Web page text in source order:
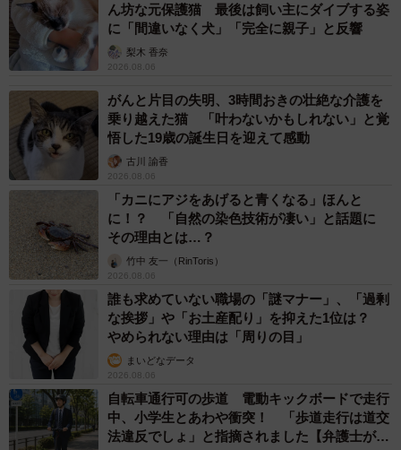
ん坊な元保護猫 最後は飼い主にダイブする姿
に「間違いなく犬」「完全に親子」と反響
梨木 香奈
2026.08.06
がんと片目の失明、3時間おきの壮絶な介護を
乗り越えた猫 「叶わないかもしれない」と覚
悟した19歳の誕生日を迎えて感動
古川 諭香
2026.08.06
「カニにアジをあげると青くなる」ほんと
に！？ 「自然の染色技術が凄い」と話題に
その理由とは…？
竹中 友一（RinToris）
2026.08.06
誰も求めていない職場の「謎マナー」、「過剰
な挨拶」や「お土産配り」を抑えた1位は？
やめられない理由は「周りの目」
まいどなデータ
2026.08.06
自転車通行可の歩道 電動キックボードで走行
中、小学生とあわや衝突！ 「歩道走行は道交
法違反でしょ」と指摘されました【弁護士が解